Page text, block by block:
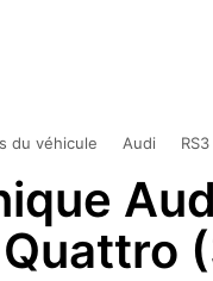
du véhicule Audi RS3